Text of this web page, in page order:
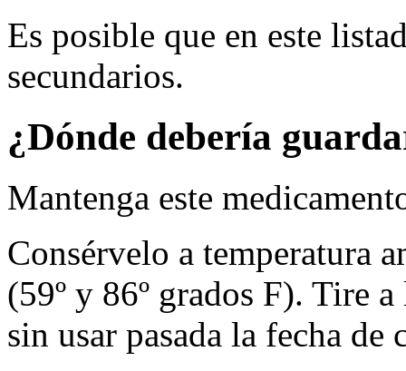
Es posible que en este
secundarios.
¿Dónde debería
Mantenga este
Consérvelo a temperatura
(59º y 86º grados F). Tire
sin usar pasada la fecha de